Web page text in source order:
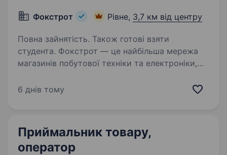
Фокстрот Рівне, 3,7 км від центру
Повна зайнятість. Також готові взяти
студента. Фокстрот — це найбільша мережа
магазинів побутової техніки та електроніки,
рухатися вперед до Перемоги. Фокстрот
6 днів тому
Приймальник товару,
оператор